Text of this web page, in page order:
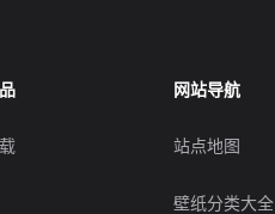
网站导航
站点地图
壁纸分类大全